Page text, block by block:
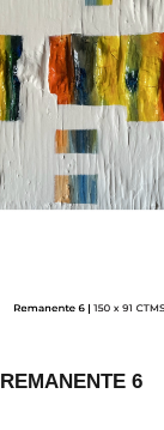
REMANENTE 6